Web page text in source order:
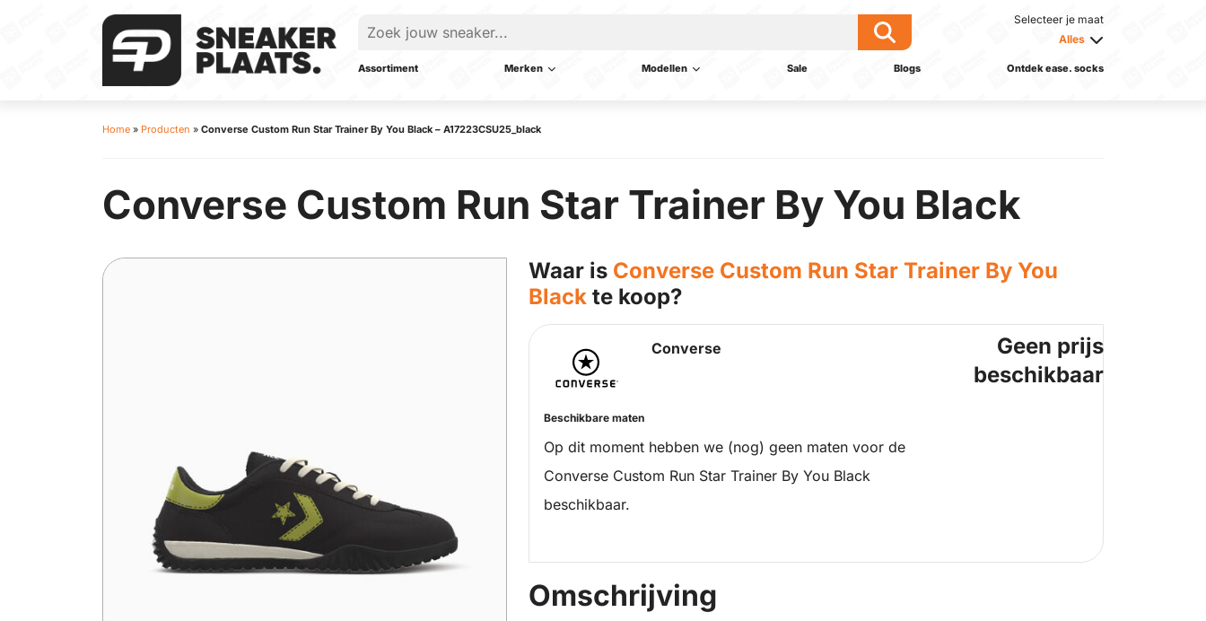
Selecteer je maat
Alles
Assortiment Merken Modellen Sale Blogs Ontdek ease. socks
Home » Producten » Converse Custom Run Star Trainer By You Black – A17223CSU25_black
Converse Custom Run Star Trainer By You Black
Waar is Converse Custom Run Star Trainer By You
Black te koop?
Converse
Beschikbare maten
Op dit moment hebben we (nog) geen maten voor de
Converse Custom Run Star Trainer By You Black
beschikbaar.
Geen prijs
beschikbaar
Omschrijving